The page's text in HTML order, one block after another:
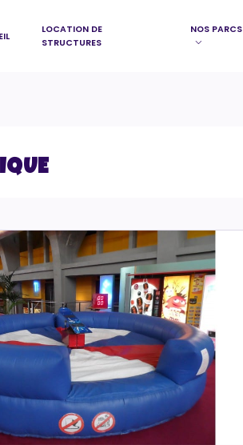
LOCATION DE
STRUCTURES
NOS PARCS